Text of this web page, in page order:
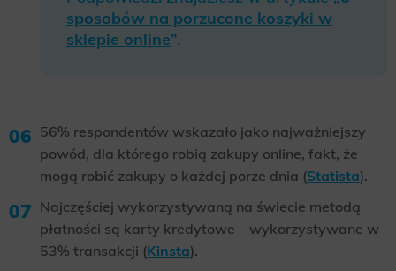
sposobów na porzucone koszyki w
sklepie online”.
56% respondentów wskazało jako najważniejszy
powód, dla którego robią zakupy online, fakt, że
mogą robić zakupy o każdej porze dnia (Statista).
Najczęściej wykorzystywaną na świecie metodą
płatności są karty kredytowe – wykorzystywane w
53% transakcji (Kinsta).